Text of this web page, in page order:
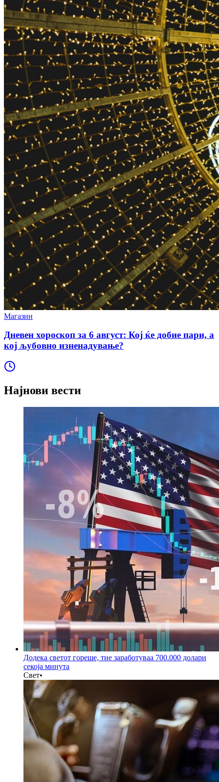
Магазин
Дневен хороскоп за 6 август: Кој ќе добие пари, а
кој љубовно изненадување?
Најнови вести
Додека светот гореше, тие заработуваа 700.000 долари
секоја минута
Свет•